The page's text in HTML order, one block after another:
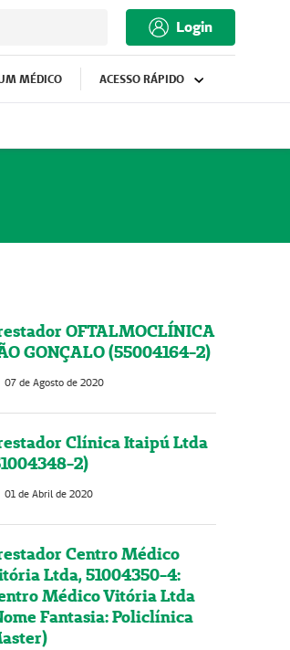
Login
MÉDICO ACESSO RÁPIDO
OFTALMOCLÍNICA
GONÇALO (55004164-2)
07 de Agosto de 2020
Clínica Itaipú Ltda
2)
01 de Abril de 2020
Centro Médico
Ltda, 51004350-4:
Médico Vitória Ltda
Fantasia: Policlínica